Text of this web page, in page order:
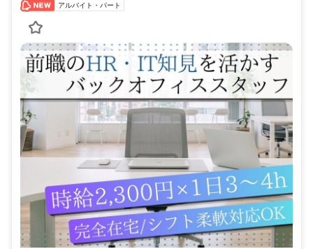
アルバイト・パート